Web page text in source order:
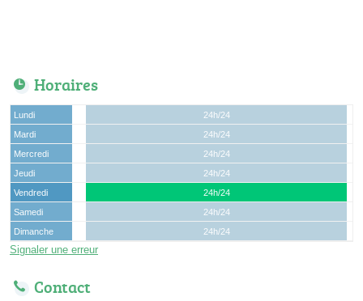
Horaires
Lundi
24h/24
Mardi
24h/24
Mercredi
24h/24
Jeudi
24h/24
Vendredi
24h/24
Samedi
24h/24
Dimanche
24h/24
Signaler une erreur
Contact